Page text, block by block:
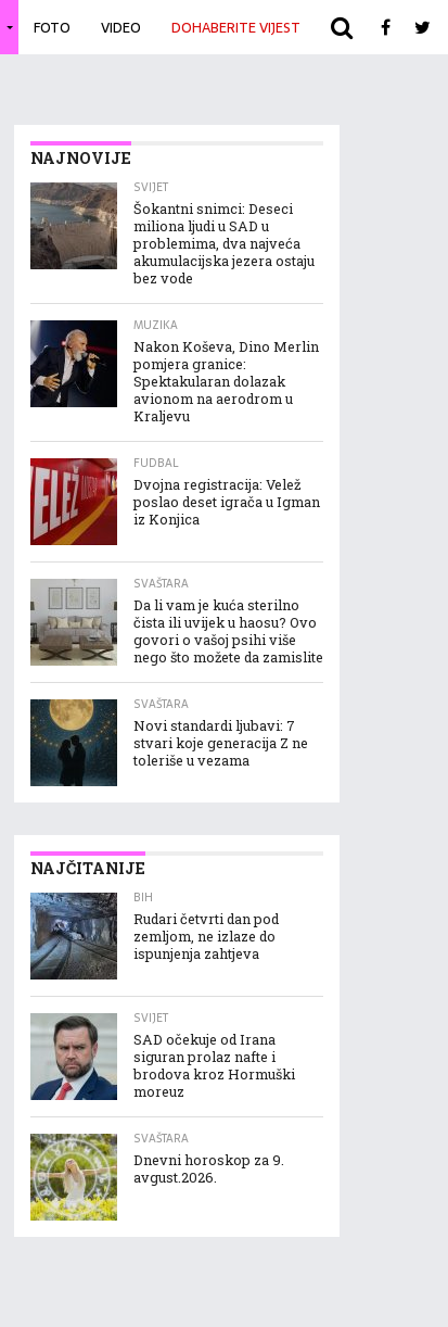
FOTO VIDEO DOHABERITE VIJEST ARHIVA
NAJNOVIJE
SVIJET
Šokantni snimci: Deseci
miliona ljudi u SAD u
problemima, dva najveća
akumulacijska jezera ostaju
bez vode
MUZIKA
Nakon Koševa, Dino Merlin
pomjera granice:
Spektakularan dolazak
avionom na aerodrom u
Kraljevu
FUDBAL
Dvojna registracija: Velež
poslao deset igrača u Igman
iz Konjica
SVAŠTARA
Da li vam je kuća sterilno
čista ili uvijek u haosu? Ovo
govori o vašoj psihi više
nego što možete da zamislite
SVAŠTARA
Novi standardi ljubavi: 7
stvari koje generacija Z ne
toleriše u vezama
NAJČITANIJE
BIH
Rudari četvrti dan pod
zemljom, ne izlaze do
ispunjenja zahtjeva
SVIJET
SAD očekuje od Irana
siguran prolaz nafte i
brodova kroz Hormuški
moreuz
SVAŠTARA
Dnevni horoskop za 9.
avgust.2026.